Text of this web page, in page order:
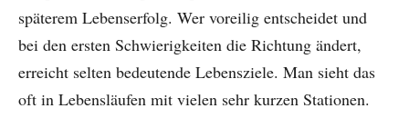
späterem Lebenserfolg. Wer voreilig entscheidet und
bei den ersten Schwierigkeiten die Richtung ändert,
erreicht selten bedeutende Lebensziele. Man sieht das
oft in Lebensläufen mit vielen sehr kurzen Stationen.